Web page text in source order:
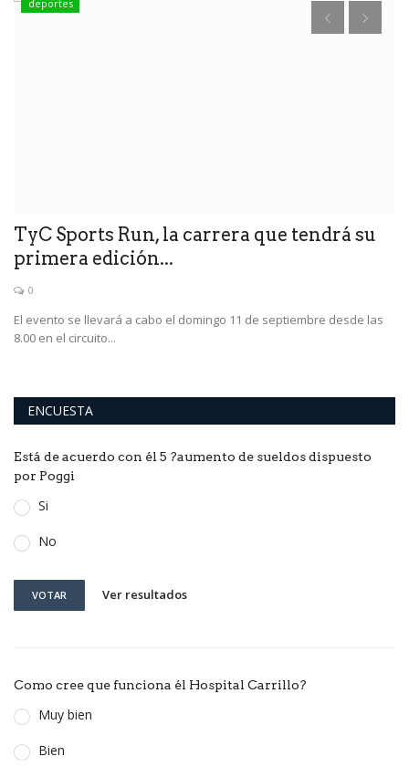
deportes
TyC Sports Run, la carrera que tendrá su
primera edición...
0
El evento se llevará a cabo el domingo 11 de septiembre desde las
8.00 en el circuito...
ENCUESTA
Está de acuerdo con él 5 ?aumento de sueldos dispuesto
por Poggi
Si
No
VOTAR Ver resultados
Como cree que funciona él Hospital Carrillo?
Muy bien
Bien